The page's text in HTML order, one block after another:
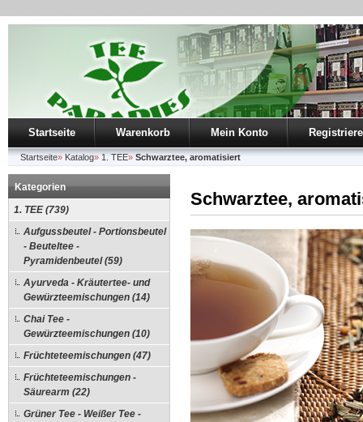
Startseite Warenkorb Mein Konto
Startseite» Katalog» 1. TEE» Schwarztee, aromatisiert
Kategorien
1. TEE (739)
Aufgussbeutel - Portionsbeutel
- Beuteltee -
Pyramidenbeutel (59)
Ayurveda - Kräutertee- und
Gewürzteemischungen (14)
Chai Tee -
Gewürzteemischungen (10)
Früchteteemischungen (47)
Früchteteemischungen -
Säurearm (22)
Grüner Tee - Weißer Tee -
Schwarztee,